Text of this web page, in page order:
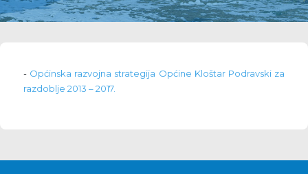
- Općinska razvojna strategija Općine Kloštar Podravski za
razdoblje 2013 – 2017.